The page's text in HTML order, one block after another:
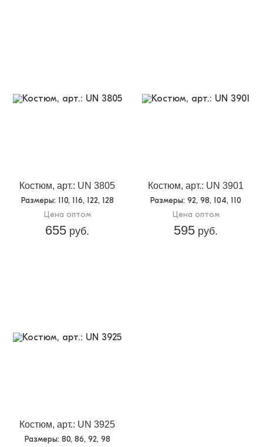
Костюм, арт.: UN 3805
Размеры: 110, 116, 122, 128
Цена оптом
655 руб.
Костюм, арт.: UN 3901
Размеры: 92, 98, 104, 110
Цена оптом
595 руб.
Костюм, арт.: UN 3925
Размеры: 80, 86, 92, 98